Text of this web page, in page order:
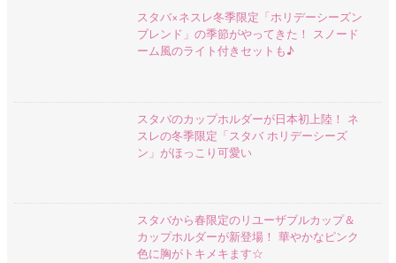
スタバ×ネスレ冬季限定「ホリデーシーズン
ブレンド」の季節がやってきた！ スノード
ーム風のライト付きセットも♪
スタバのカップホルダーが日本初上陸！ ネ
スレの冬季限定「スタバ ホリデーシーズ
ン」がほっこり可愛い
スタバから春限定のリユーザブルカップ＆
カップホルダーが新登場！ 華やかなピンク
色に胸がトキメキます☆